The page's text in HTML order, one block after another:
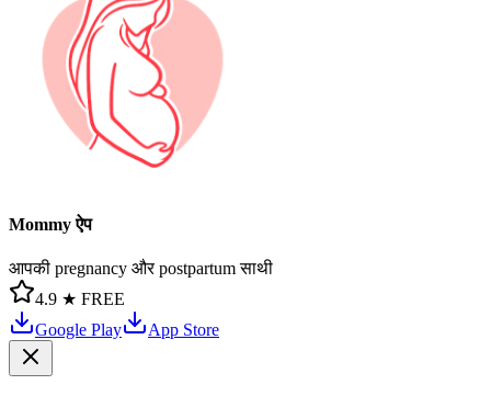
Mommy ऐप
आपकी pregnancy और postpartum साथी
4.9 ★ FREE
Google Play
App Store